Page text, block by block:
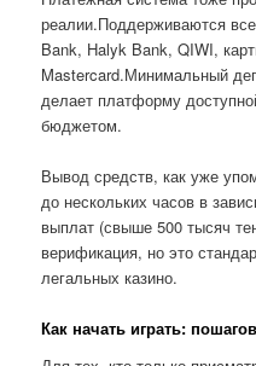
реалии.Поддерживаются
Bank, Halyk Bank, QIWI,
Mastercard.Минимальный
делает платформу
бюджетом.
Вывод средств, как уже
до нескольких часов в
выплат (свыше 500 тысяч
верификация, но это
легальных казино.
Как начать играть: